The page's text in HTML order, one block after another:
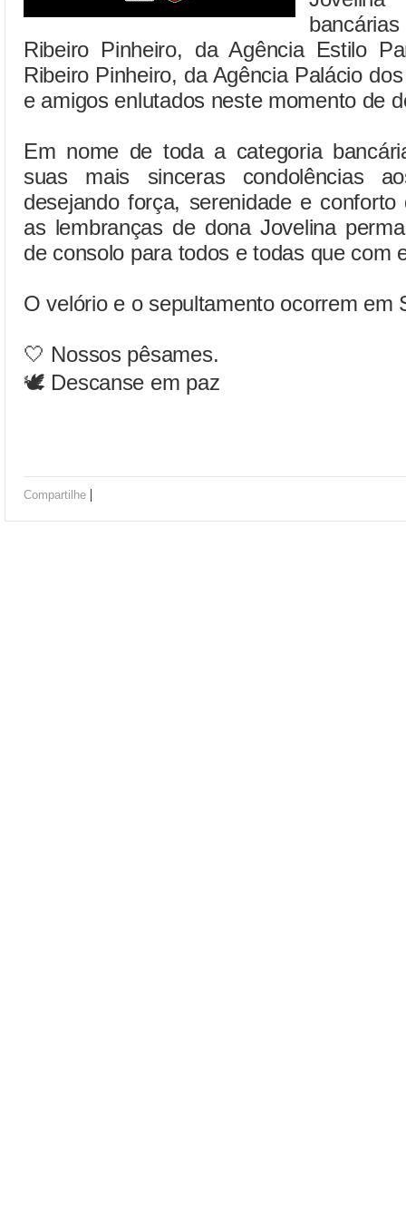
Ribeiro Pinheiro, da Agência Estilo
Ribeiro Pinheiro, da Agência Palácio
e amigos enlutados neste momento de
Em nome de toda a categoria
suas mais sinceras condolências
desejando força, serenidade e
as lembranças de dona Jovelina
de consolo para todos e todas que com
O velório e o sepultamento ocorrem em
🤍 Nossos pêsames.
🕊️ Descanse em paz
Compartilhe |